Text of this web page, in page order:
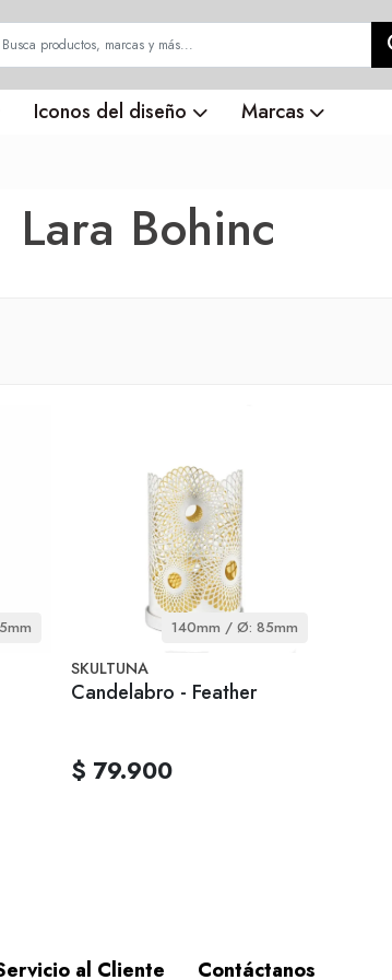
Iconos del diseño Marcas
Lara Bohinc
140mm / Ø: 85mm
SKULTUNA
Candelabro - Feather
$ 79.900
al Cliente Contáctanos